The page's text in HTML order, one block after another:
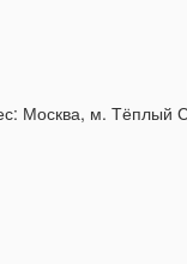
Москва, м. Тёплый